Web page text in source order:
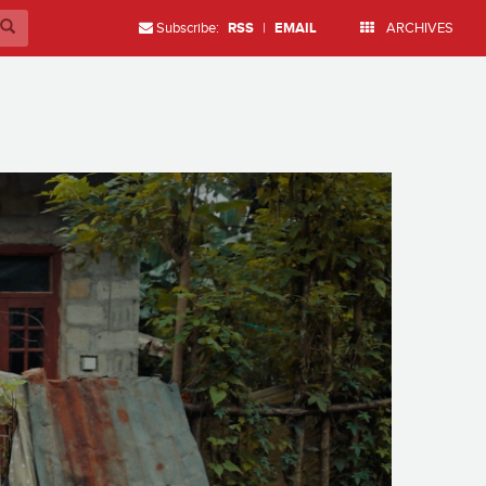
Subscribe: RSS | EMAIL ARCHIVES